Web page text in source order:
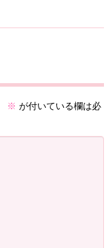
※ が付いている欄は必